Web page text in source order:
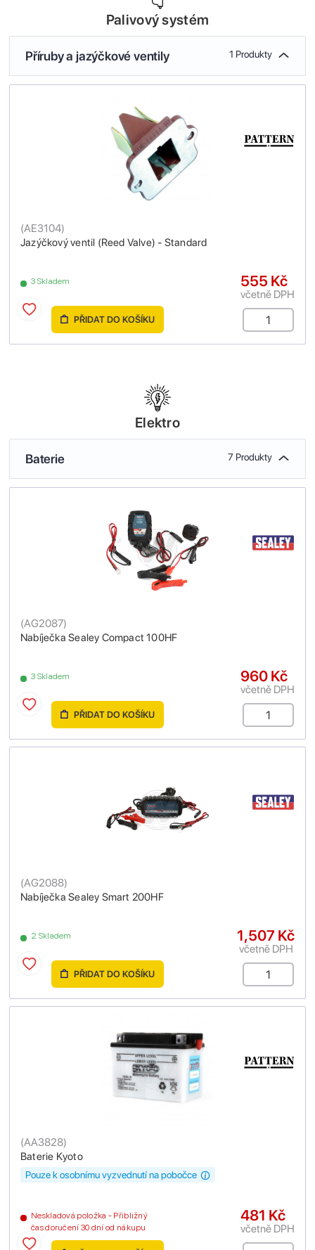
Palivový systém
Příruby a jazýčkové ventily 1 Produkty
Jazýčkový ventil (Reed Valve) - Standard
(AE3104)
3 Skladem 555 Kč
včetně DPH
PŘIDAT DO KOŠÍKU
Elektro
Baterie 7 Produkty
Nabíječka Sealey Compact 100HF
(AG2087)
3 Skladem 960 Kč
včetně DPH
PŘIDAT DO KOŠÍKU
Nabíječka Sealey Smart 200HF
(AG2088)
2 Skladem 1,507 Kč
včetně DPH
PŘIDAT DO KOŠÍKU
Baterie Kyoto
(AA3828)
Neskladová položka - Přibližný
čas doručení 30 dní od nákupu
Pouze k osobnímu vyzvednutí na pobočce
481 Kč
včetně DPH